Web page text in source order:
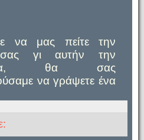
να μας πείτε την
γι αυτήν την
θα σας
να γράψετε ένα